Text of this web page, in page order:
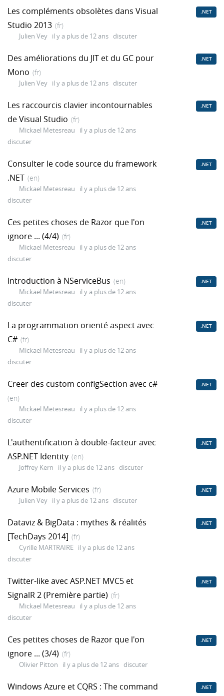
Les compléments obsolètes dans Visual
Studio 2013 (fr)
Julien Vey il y a plus de 12 ans discuter
.NET
Des améliorations du JIT et du GC pour
Mono (fr)
Julien Vey il y a plus de 12 ans discuter
.NET
Les raccourcis clavier incontournables
de Visual Studio (fr)
Mickael Metesreau
il y a plus de 12 ans
discuter
.NET
Consulter le code source du framework
.NET (en)
Mickael Metesreau
il y a plus de 12 ans
discuter
.NET
Ces petites choses de Razor que l'on
ignore ... (4/4) (fr)
Mickael Metesreau
il y a plus de 12 ans
discuter
.NET
Introduction à NServiceBus (en)
Mickael Metesreau
il y a plus de 12 ans
discuter
.NET
La programmation orienté aspect avec
C# (fr)
Mickael Metesreau
il y a plus de 12 ans
discuter
.NET
Creer des custom configSection avec c#
(en)
Mickael Metesreau
il y a plus de 12 ans
discuter
.NET
L'authentification à double-facteur avec
ASP.NET Identity (en)
Joffrey Kern il y a plus de 12 ans discuter
.NET
Azure Mobile Services (fr)
Julien Vey il y a plus de 12 ans discuter
.NET
Dataviz & BigData : mythes & réalités
[TechDays 2014] (fr)
Cyrille MARTRAIRE il y a plus de 12 ans
discuter
.NET
Twitter-like avec ASP.NET MVC5 et
SignalR 2 (Première partie) (fr)
Mickael Metesreau
il y a plus de 12 ans
discuter
.NET
Ces petites choses de Razor que l'on
ignore ... (3/4) (fr)
Olivier Pitton il y a plus de 12 ans discuter
.NET
Windows Azure et CQRS : The command
.NET